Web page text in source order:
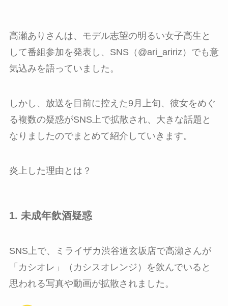
高瀬ありさんは、モデル志望の明るい女子高生と
して番組参加を発表し、SNS（@ari_aririz）でも意
気込みを語っていました。
しかし、放送を目前に控えた9月上旬、彼女をめぐ
る複数の疑惑がSNS上で拡散され、大きな話題と
なりましたのでまとめて紹介していきます。
炎上した理由とは？
1. 未成年飲酒疑惑
SNS上で、ミライザカ渋谷道玄坂店で高瀬さんが
「カシオレ」（カシスオレンジ）を飲んでいると
思われる写真や動画が拡散されました。